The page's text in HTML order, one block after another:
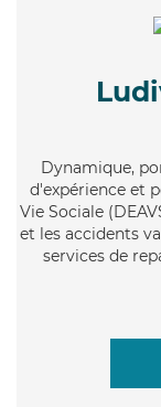
Dynamique,
d'expérience et
Vie Sociale
et les accidents
services de